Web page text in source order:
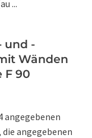
...
und -
Wänden
F 90
angegebenen
angegebenen